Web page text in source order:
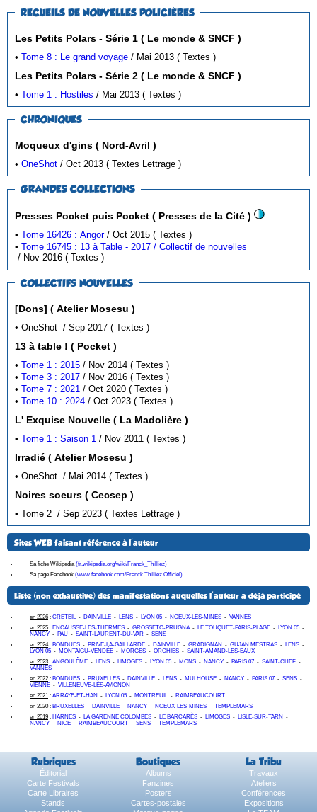
RECUEILS DE NOUVELLES POLICIÈRES
Les Petits Polars - Série 1 ( Le monde & SNCF )
•Tome 8 : Le grand voyage / Mai 2013 ( Textes )
Les Petits Polars - Série 2 ( Le monde & SNCF )
•Tome 1 : Hostiles / Mai 2013 ( Textes )
CHRONIQUES
Moqueux d'gins ( Nord-Avril )
•OneShot / Oct 2013 ( Textes Lettrage )
GRANDES COLLECTIONS
Presses Pocket puis Pocket ( Presses de la Cité )
•Tome 16426 : Angor
/ Oct 2015 ( Textes )
•Tome 16745 : 13 à Table - 2017 / Collectif de nouvelles
/ Nov 2016 ( Textes )
COLLECTIFS NOUVELLES
[Dons] ( Atelier Mosesu )
• OneShot / Sep 2017 ( Textes )
13 à table ! ( Pocket )
•Tome 1 : 2015
/ Nov 2014 ( Textes )
•Tome 3 : 2017
/ Nov 2016 ( Textes )
•Tome 7 : 2021
/ Oct 2020 ( Textes )
•Tome 10 : 2024 / Oct 2023 ( Textes )
L' Exquise Nouvelle ( La Madolière )
•Tome 1 : Saison 1 / Nov 2011 ( Textes )
Irradié ( Atelier Mosesu )
• OneShot / Mai 2014 ( Textes )
Noires soeurs ( Cecsep )
• Tome 2 / Sep 2023 ( Textes Lettrage )
Sites WEB faisant référence à l'auteur
Sa fiche Wikipedia(fr.wikipedia.org/wiki/Franck_Thilliez)
Sa page Facebook (www.facebook.com/Franck.Thilliez.Officiel)
Liste (non exhaustive) des manifestations auquelles l'auteur a déjà participé
en 2026 : CRETEIL- DAINVILLE - LENS - LYON 05 - NOEUX-LES-MINES - VANNES
en 2025 : ENCAUSSE-LES-THERMES - GROSSETO-PRUGNA- LE TOUQUET-PARIS-PLAGE - LYON 05 -
NANCY - PAU - SAINT-LAURENT-DU-VAR - SENS
en 2024: BONDUES - BRIVE-LA-GAILLARDE - DAINVILLE - GRADIGNAN - GUJAN MESTRAS - LENS -
LYON 05 - MONTAIGU-VENDÉE - MORGES - ORCHIES - SAINT-AMAND-LES-EAUX
en 2023 : ANGOULÊME - LENS - LIMOGES - LYON 05 - MONS - NANCY - PARIS 07 - SAINT-CHEF -
VANNES
en 2022 : BONDUES - BRUXELLES - DAINVILLE - LENS - MULHOUSE - NANCY - PARIS 07 - SENS -
VIENNE - VILLENEUVE-LÈS-AVIGNON
en 2021 : ARRAYE-ET-HAN - LYON 05 - MONTREUIL- RAIMBEAUCOURT
en 2020: BRUXELLES - DAINVILLE - NANCY - NOEUX-LES-MINES - TEMPLEMARS
en 2019 : HARNES - LA GARENNE COLOMBES - LE BARCARÈS - LIMOGES - LISLE-SUR-TARN -
NANCY - NICE - RAIMBEAUCOURT - SENS - TEMPLEMARS
Rubriques Boutiques La Tribu
Éditorial Albums
Travaux
Carte Festivals
Fanzines
Ateliers
Carte Libraires
Posters
Conférences
Stands
Cartes-postales
Expositions